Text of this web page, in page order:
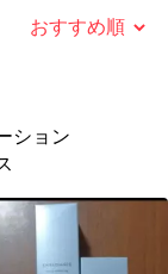
替え
ション